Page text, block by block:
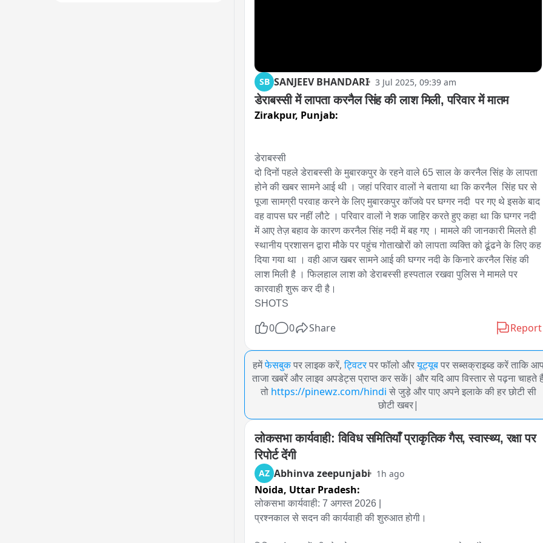
SB SANJEEV BHANDARI 3 Jul 2025, 09:39 am
डेराबस्सी में लापता करनैल सिंह की लाश मिली, परिवार में मातम
Zirakpur, Punjab:
डेराबस्सी
दो दिनों पहले डेराबस्सी के मुबारकपुर के रहने वाले 65 साल के करनैल सिंह के लापता
होने की खबर सामने आई थी । जहां परिवार वालों ने बताया था कि करनैल  सिंह घर से
पूजा सामग्री परवाह करने के लिए मुबारकपुर कॉजवे पर घग्गर नदी  पर गए थे इसके बाद
वह वापस घर नहीं लौटे । परिवार वालों ने शक जाहिर करते हुए कहा था कि घग्गर नदी
में आए तेज़ बहाव के कारण करनैल सिंह नदी में बह गए । मामले की जानकारी मिलते ही
स्थानीय प्रशासन द्वारा मौके पर पहुंच गोताखोरों को लापता व्यक्ति को ढूंढने के लिए कह
दिया गया था । वही आज खबर सामने आई की घग्गर नदी के किनारे करनैल सिंह की
लाश मिली है । फिलहाल लाश को डेराबस्सी हस्पताल रखवा पुलिस ने मामले पर
कारवाही शुरू कर दी है।
SHOTS
0 0 Share Report
हमेंफेसबुक पर लाइक करें, ट्विटर पर फॉलो औरयूट्यूब पर सब्सक्राइब्ड करें ताकि
ताजा खबरें और लाइव अपडेट्स प्राप्त कर सकें| और यदि आप विस्तार से पढ़ना चाहते
तो https://pinewz.com/hindi से जुड़े और पाए अपने इलाके की हर छोटी सी
छोटी खबर|
लोकसभा कार्यवाही: विविध समितियाँ प्राकृतिक गैस, स्वास्थ्य, रक्षा पर
रिपोर्ट देंगी
AZ Abhinva zeepunjabi 1h ago
Noida, Uttar Pradesh:
लोकसभा कार्यवाही: 7 अगस्त 2026 |
प्रश्नकाल से सदन की कार्यवाही की शुरुआत होगी।